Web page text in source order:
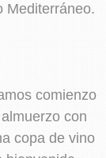
Mediterráneo.
comienzo
con
copa de vino